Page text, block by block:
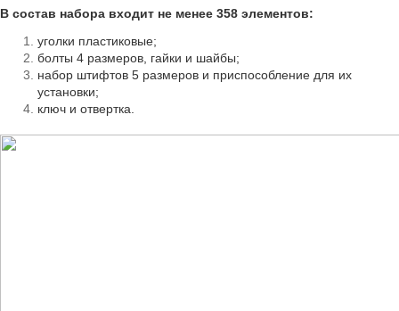
В состав набора входит не менее 358 элементов:
уголки пластиковые;
болты 4 размеров, гайки и шайбы;
набор штифтов 5 размеров и приспособление для их
установки;
ключ и отвертка.